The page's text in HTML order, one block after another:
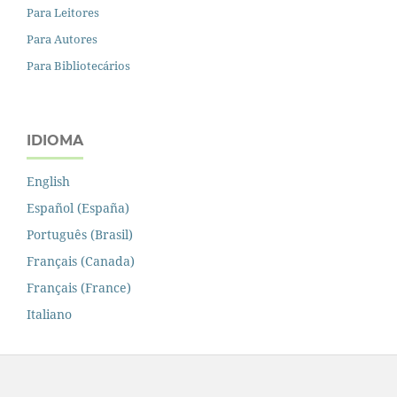
Para Leitores
Para Autores
Para Bibliotecários
IDIOMA
English
Español (España)
Português (Brasil)
Français (Canada)
Français (France)
Italiano